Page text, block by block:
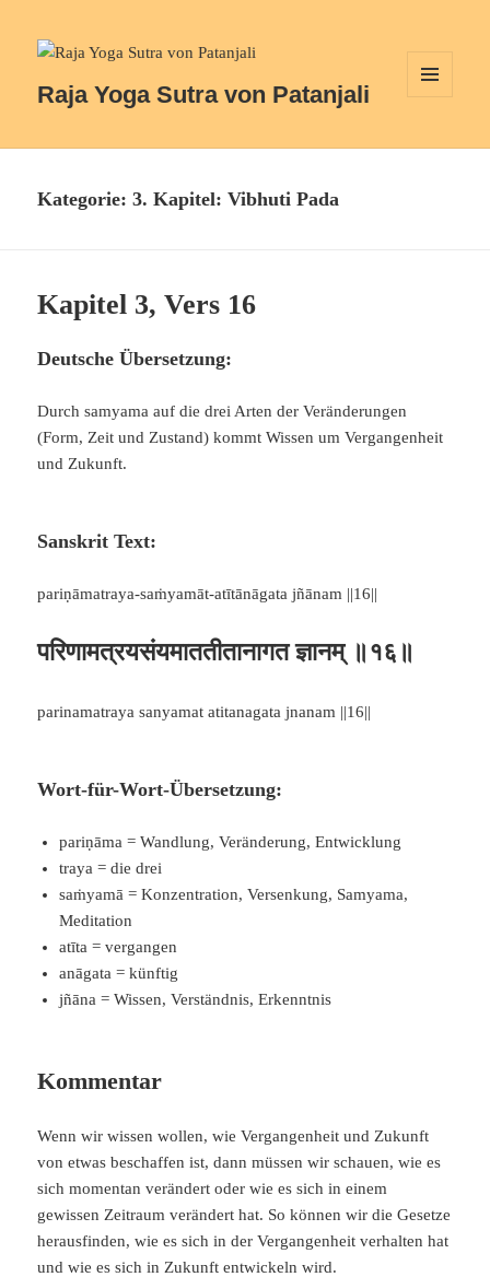
Raja Yoga Sutra von Patanjali
Kategorie:3. Kapitel: Vibhuti Pada
Kapitel 3, Vers 16
Deutsche Übersetzung:
Durch samyama auf die drei Arten der Veränderungen
(Form, Zeit und Zustand) kommt Wissen um Vergangenheit
und Zukunft.
Sanskrit Text:
pariṇāmatraya-saṁyamāt-atītānāgata jñānam ||16||
परिणामत्रयसंयमाततीतानागत ज्ञानम् ॥१६॥
parinamatraya sanyamat atitanagata jnanam ||16||
Wort-für-Wort-Übersetzung:
pariṇāma = Wandlung, Veränderung, Entwicklung
traya = die drei
saṁyamā = Konzentration, Versenkung, Samyama,
Meditation
atīta = vergangen
anāgata = künftig
jñāna = Wissen, Verständnis, Erkenntnis
Kommentar
Wenn wir wissen wollen, wie Vergangenheit und Zukunft
von etwas beschaffen ist, dann müssen wir schauen, wie es
sich momentan verändert oder wie es sich in einem
gewissen Zeitraum verändert hat. So können wir die Gesetze
herausfinden, wie es sich in der Vergangenheit verhalten hat
und wie es sich in Zukunft entwickeln wird.